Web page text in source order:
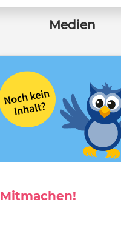
Medien
Mitmachen!